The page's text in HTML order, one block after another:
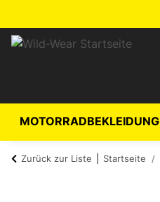
MOTORRADBEKLEIDUNG
Zurück zur Liste Startseite